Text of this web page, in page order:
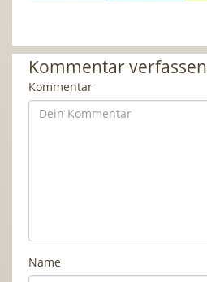
Kommentar verfassen
Kommentar
Name